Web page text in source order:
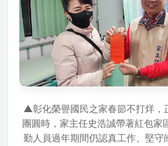
▲彰化榮譽國民之家春節不打烊，
團圓時，家主任史浩誠帶著紅包家
勤人員過年期間仍認真工作、堅守